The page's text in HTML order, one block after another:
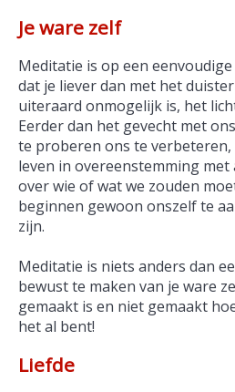
Je ware zelf
Meditatie is op een
dat je liever dan met het
uiteraard onmogelijk is, het
Eerder dan het gevecht met
te proberen ons te
leven in overeenstemming met
over wie of wat we zouden
beginnen gewoon onszelf te
zijn.
Meditatie is niets anders dan
bewust te maken van je ware
gemaakt is en niet gemaakt
het al bent!
Liefde